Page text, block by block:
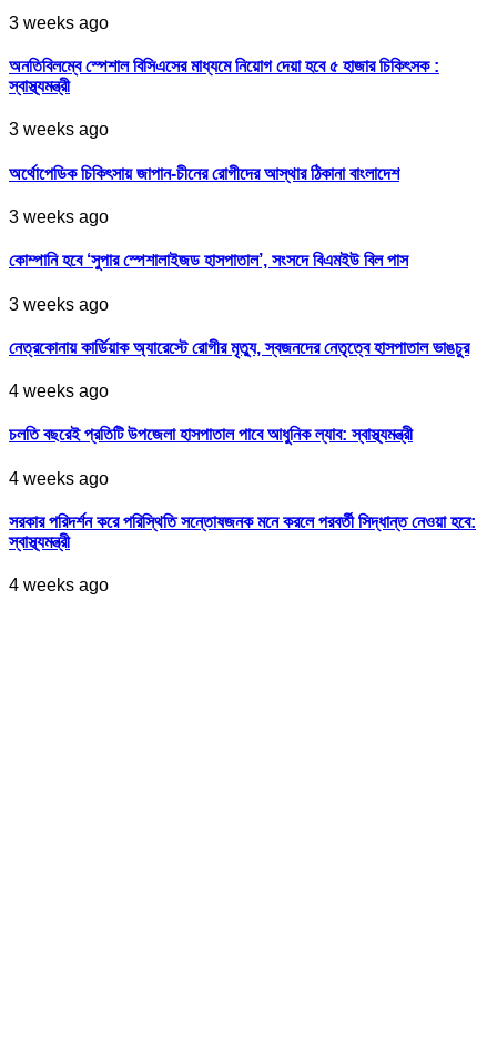
3 weeks ago
অনতিবিলম্বে স্পেশাল বিসিএসের মাধ্যমে নিয়োগ দেয়া হবে ৫ হাজার চিকিৎসক :
স্বাস্থ্যমন্ত্রী
3 weeks ago
অর্থোপেডিক চিকিৎসায় জাপান-চীনের রোগীদের আস্থার ঠিকানা বাংলাদেশ
3 weeks ago
কোম্পানি হবে ‘সুপার স্পেশালাইজড হাসপাতাল’, সংসদে বিএমইউ বিল পাস
3 weeks ago
নেত্রকোনায় কার্ডিয়াক অ্যারেস্টে রোগীর মৃত্যু, স্বজনদের নেতৃত্বে হাসপাতাল ভাঙচুর
4 weeks ago
চলতি বছরেই প্রতিটি উপজেলা হাসপাতাল পাবে আধুনিক ল্যাব: স্বাস্থ্যমন্ত্রী
4 weeks ago
সরকার পরিদর্শন করে পরিস্থিতি সন্তোষজনক মনে করলে পরবর্তী সিদ্ধান্ত নেওয়া হবে:
স্বাস্থ্যমন্ত্রী
4 weeks ago